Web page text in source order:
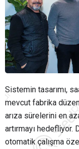
Sistemin tasarımı,
mevcut fabrika
arıza sürelerini en
artırmayı hedefliyor.
otomatik çalışma